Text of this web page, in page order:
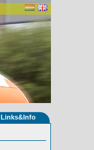
Links&Info